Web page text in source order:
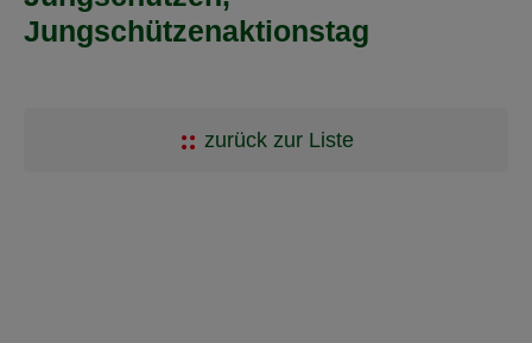
Jungschützenaktionstag
zurück zur Liste